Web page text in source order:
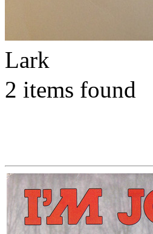
Lark
2 items found